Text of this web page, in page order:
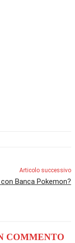
Articolo successivo
Banca Pokemon?
COMMENTO